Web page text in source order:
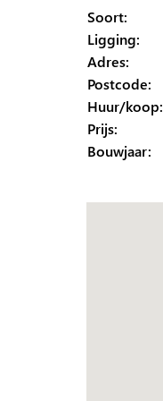
Soort:
Ligging:
Adres:
Postcode:
Huur/koop:
Prijs:
Bouwjaar: